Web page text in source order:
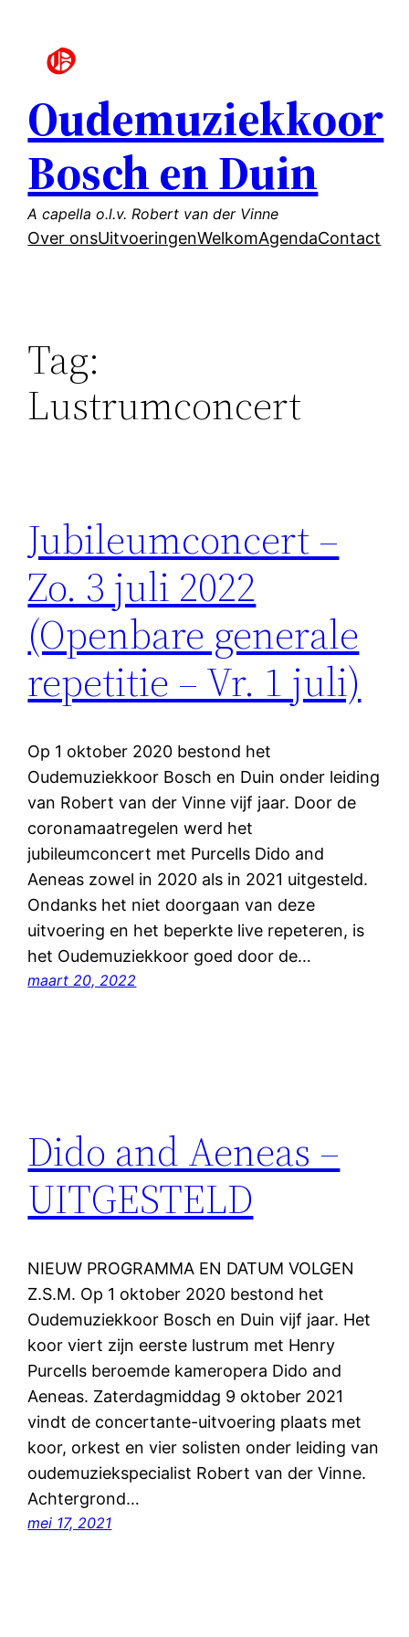
Oudemuziekkoor
Bosch en Duin
A capella o.l.v. Robert van der Vinne
Over onsUitvoeringenWelkomAgendaContact
Tag:
Lustrumconcert
Jubileumconcert –
Zo. 3 juli 2022
(Openbare generale
repetitie – Vr. 1 juli)
Op 1 oktober 2020 bestond het
Oudemuziekkoor Bosch en Duin onder leiding
van Robert van der Vinne vijf jaar. Door de
coronamaatregelen werd het
jubileumconcert met Purcells Dido and
Aeneas zowel in 2020 als in 2021 uitgesteld.
Ondanks het niet doorgaan van deze
uitvoering en het beperkte live repeteren, is
het Oudemuziekkoor goed door de…
maart 20, 2022
Dido and Aeneas –
UITGESTELD
NIEUW PROGRAMMA EN DATUM VOLGEN
Z.S.M. Op 1 oktober 2020 bestond het
Oudemuziekkoor Bosch en Duin vijf jaar. Het
koor viert zijn eerste lustrum met Henry
Purcells beroemde kameropera Dido and
Aeneas. Zaterdagmiddag 9 oktober 2021
vindt de concertante-uitvoering plaats met
koor, orkest en vier solisten onder leiding van
oudemuziekspecialist Robert van der Vinne.
Achtergrond…
mei 17, 2021